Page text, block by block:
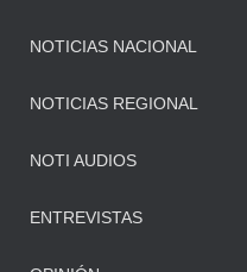
NOTICIAS NACIONAL
NOTICIAS REGIONAL
NOTI AUDIOS
ENTREVISTAS